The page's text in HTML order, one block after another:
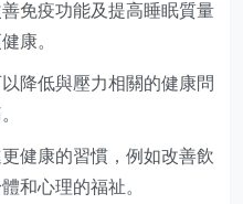
免疫功能及提高睡眠質量
康。
降低與壓力相關的健康問
健康的習慣，例如改善飲
和心理的福祉。